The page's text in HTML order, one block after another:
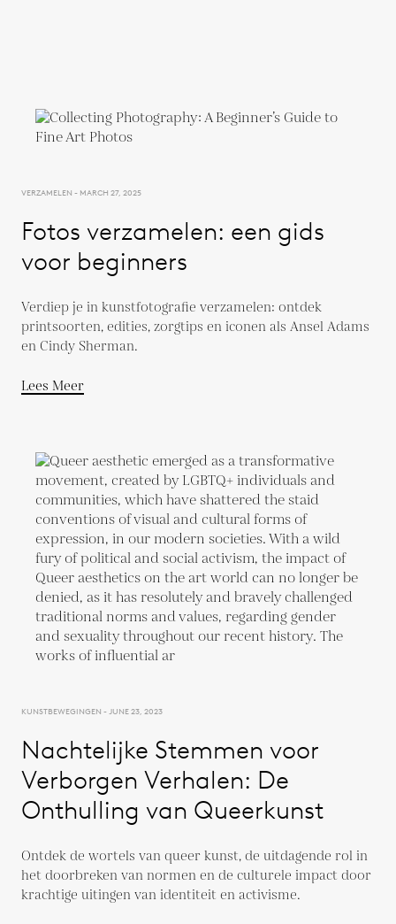
VERZAMELEN - MARCH 27, 2025
Fotos verzamelen: een gids
voor beginners
Verdiep je in kunstfotografie verzamelen: ontdek
printsoorten, edities, zorgtips en iconen als Ansel Adams
en Cindy Sherman.
Lees Meer
KUNSTBEWEGINGEN - JUNE 23, 2023
Nachtelijke Stemmen voor
Verborgen Verhalen: De
Onthulling van Queerkunst
Ontdek de wortels van queer kunst, de uitdagende rol in
het doorbreken van normen en de culturele impact door
krachtige uitingen van identiteit en activisme.